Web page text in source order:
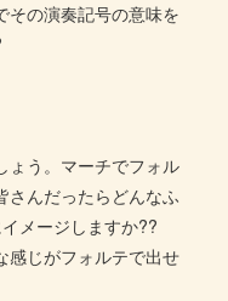
その演奏記号の意味を
ょう。マーチでフォル
さんだったらどんなふ
メージしますか??
感じがフォルテで出せ